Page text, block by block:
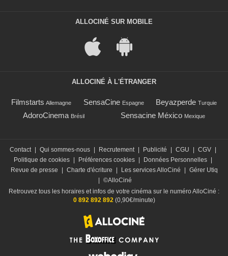
ALLOCINÉ SUR MOBILE
ALLOCINÉ À L'ÉTRANGER
Filmstarts Allemagne SensaCine Espagne Beyazperde Turquie
AdoroCinema Brésil Sensacine México Mexique
Contact Qui sommes-nous Recrutement Publicité CGU CGV
Politique de cookies
Préférences cookies Données Personnelles
Revue de presse
Charte d'écriture Les services AlloCiné
Gérer Utiq
©AlloCiné
Retrouvez tous les horaires et infos de votre cinéma sur le numéro AlloCiné :
0 892 892 892(0,90€/minute)